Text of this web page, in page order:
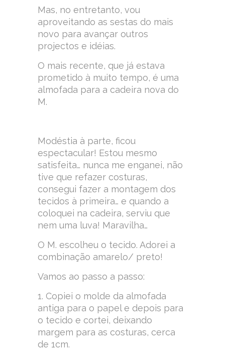
Mas, no entretanto, vou
aproveitando as sestas do mais
novo para avançar outros
projectos e idéias.
O mais recente, que já estava
prometido à muito tempo, é uma
almofada para a cadeira nova do
M.
Modéstia à parte, ficou
espectacular! Estou mesmo
satisfeita… nunca me enganei, não
tive que refazer costuras,
consegui fazer a montagem dos
tecidos à primeira… e quando a
coloquei na cadeira, serviu que
nem uma luva! Maravilha…
O M. escolheu o tecido. Adorei a
combinação amarelo/ preto!
Vamos ao passo a passo:
1. Copiei o molde da almofada
antiga para o papel e depois para
o tecido e cortei, deixando
margem para as costuras, cerca
de 1cm.